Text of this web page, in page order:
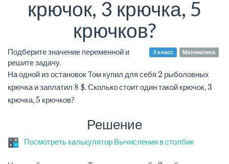
крючок, 3 крючка, 5
крючков?
3 класс Математика
Подберите значение переменной и
решите задачу.
На одной из остановок Том купил для себя 2 рыболовных
крючка и заплатил 8 $. Сколько стоит один такой крючок, 3
крючка, 5 крючков?
Решение
Посмотреть калькулятор Вычисления в столбик